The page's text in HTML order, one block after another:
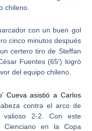
chileno.
con un buen gol
cinco minutos después
certero tiro de Steffan
Fuentes (65′) logró
del equipo chileno.
Cueva asistió a Carlos
contra el arco de
valioso 2-2. Con este
Cienciano en la Copa